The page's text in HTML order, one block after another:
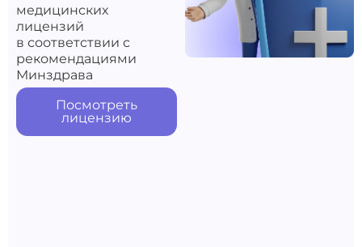
медицинских
лицензий
в соответствии с
рекомендациями
Минздрава
Посмотреть
лицензию